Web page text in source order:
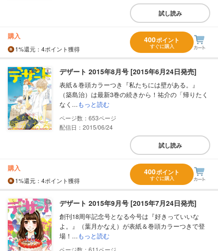
試し読み
購入
1%還元 ：4ポイント獲得
400ポイント
すぐに購入
デザート 2015年8月号 [2015年6月24日発売]
表紙＆巻頭カラーつき『私たちには壁がある。』
（築島治）は最新3巻の続きから！祐介の「帰りたく
なく...もっと読む
653
配信日：2015/06/24
試し読み
購入
1%還元 ：4ポイント獲得
400ポイント
すぐに購入
デザート 2015年9月号 [2015年7月24日発売]
創刊18周年記念号となる今号は『好きっていいな
よ。』（葉月かなえ）が表紙＆巻頭カラーつきで登
場！...もっと読む